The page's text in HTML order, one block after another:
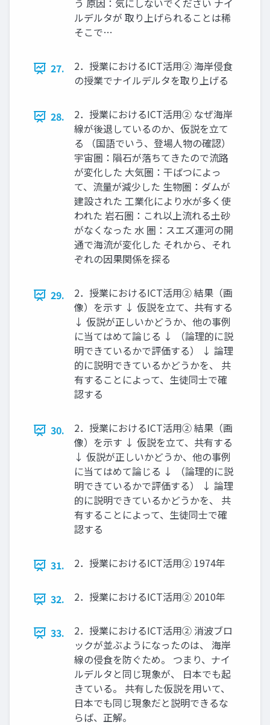
う 原因：気にしないでください ナイ
ルデルタが 取り上げられることは稀
そこで…
27.
2．授業におけるICT活用② 海岸侵食
の授業でナイルデルタを取り上げる
28.
2．授業におけるICT活用② なぜ海岸
線が後退しているのか、仮説を立て
る （国語でいう、登場人物の確認）
宇宙圏：隕石が落ちてきたので流路
が変化した 大気圏：干ばつによっ
て、流量が減少した 生物圏：ダムが
建設された 工業化により水が多く使
われた 岩石圏：これ以上流れる土砂
がなくなった 水 圏：スエズ運河の開
通で海流が変化した それから、それ
ぞれの因果関係を探る
29.
2．授業におけるICT活用② 結果（画
像）を示す ↓ 仮説を立て、共有する
↓ 仮説が正しいかどうか、他の事例
に当てはめて論じる ↓ （論理的に説
明できているかで評価する） ↓ 論理
的に説明できているかどうかを、 共
有することによって、生徒同士で確
認する
30.
2．授業におけるICT活用② 結果（画
像）を示す ↓ 仮説を立て、共有する
↓ 仮説が正しいかどうか、他の事例
に当てはめて論じる ↓ （論理的に説
明できているかで評価する） ↓ 論理
的に説明できているかどうかを、 共
有することによって、生徒同士で確
認する
31. 2．授業におけるICT活用② 1974年
32. 2．授業におけるICT活用② 2010年
33.
2．授業におけるICT活用② 消波ブロ
ックが並ぶようになったのは、 海岸
線の侵食を防ぐため。 つまり、ナイ
ルデルタと同じ現象が、 日本でも起
きている。 共有した仮説を用いて、
日本でも同じ現象だと説明できるな
らば、正解。